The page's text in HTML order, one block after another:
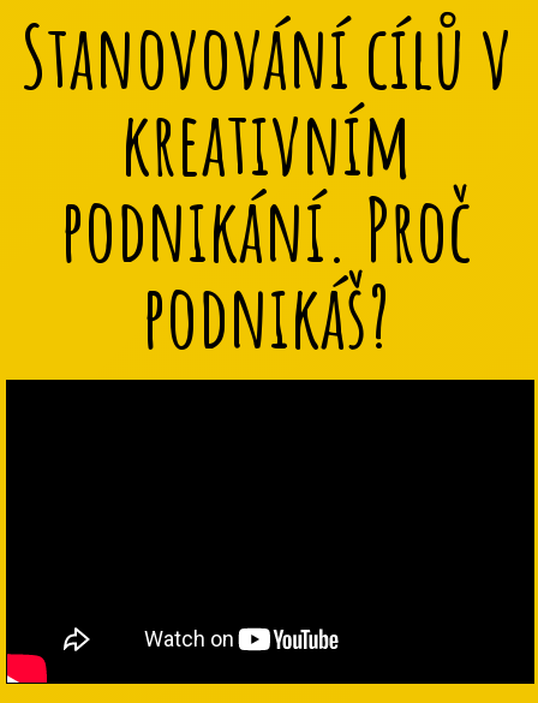
Stanovování cílů v
kreativním
podnikání. Proč
podnikáš?